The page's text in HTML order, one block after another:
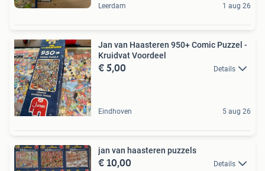
Leerdam 1 aug 26
Jan van Haasteren 950+ Comic Puzzel -
Kruidvat Voordeel
€ 5,00 Details
Eindhoven 5 aug 26
jan van haasteren puzzels
€ 10,00 Details